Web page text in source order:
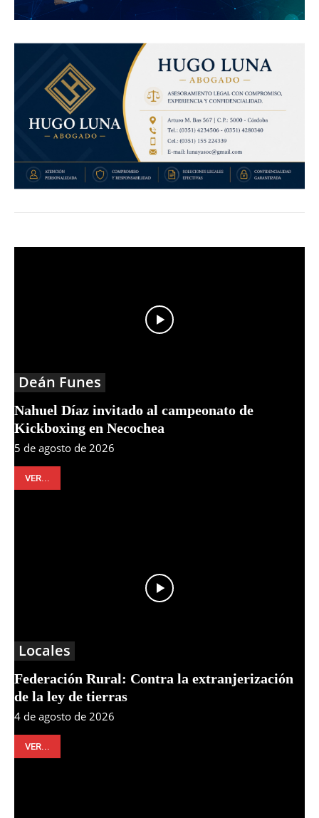
Deán Funes
Nahuel Díaz invitado al campeonato de
Kickboxing en Necochea
5 de agosto de 2026
VER...
Locales
Federación Rural: Contra la extranjerización
de la ley de tierras
4 de agosto de 2026
VER...